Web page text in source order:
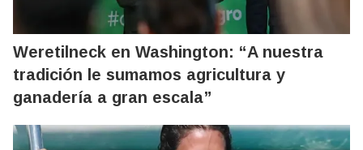
Weretilneck en Washington: “A nuestra
tradición le sumamos agricultura y
ganadería a gran escala”